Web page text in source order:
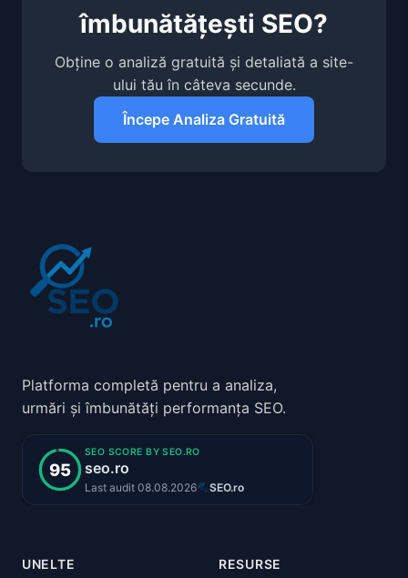
îmbunătățești SEO?
Obține o analiză gratuită și detaliată a site-
ului tău în câteva secunde.
Începe Analiza Gratuită
Platforma completă pentru a analiza,
urmări și îmbunătăți performanța SEO.
UNELTE RESURSE